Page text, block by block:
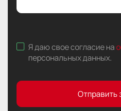
Я даю свое согласие на
персональных данных.
Отправить